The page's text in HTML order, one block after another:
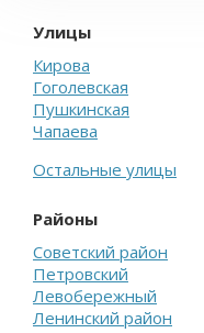
Улицы
Кирова
Гоголевская
Пушкинская
Чапаева
Остальные улицы
Районы
Советский район
Петровский
Левобережный
Ленинский район